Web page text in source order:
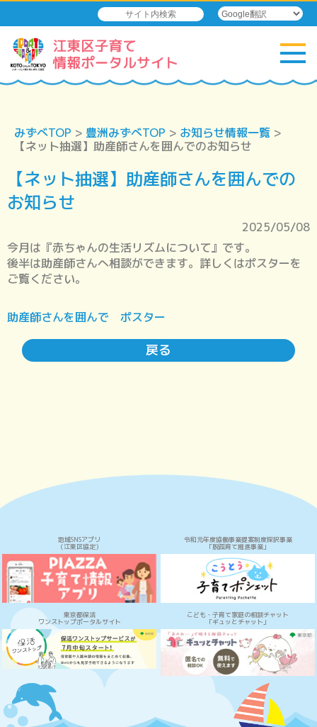
みずべTOP > 豊洲みずべTOP > お知らせ情報一覧 >
【ネット抽選】助産師さんを囲んでのお知らせ
【ネット抽選】助産師さんを囲んでの
お知らせ
2025/05/08
今月は『赤ちゃんの生活リズムについて』です。
後半は助産師さんへ相談ができます。詳しくはポスターを
ご覧ください。
助産師さんを囲んで ポスター
戻る
地域SNSアプリ
（江東区協定）
令和元年度協働事業提案制度採択事業
「脱孤育て推進事業」
東京都保活
ワンストップポータルサイト
こども・子育て家庭の相談チャット
「ギュッとチャット」